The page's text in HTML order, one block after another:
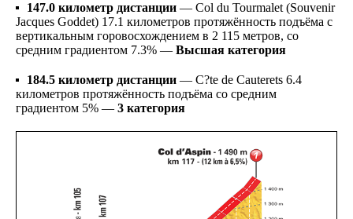
147.0 километр дистанции — Col du Tourmalet (Souvenir
Jacques Goddet) 17.1 километров протяжённость подъёма с
вертикальным горовосхождением в 2 115 метров, со
средним градиентом 7.3% — Высшая категория
184.5 километр дистанции — C?te de Cauterets 6.4
километров протяжённость подъёма со средним
градиентом 5% — 3 категория